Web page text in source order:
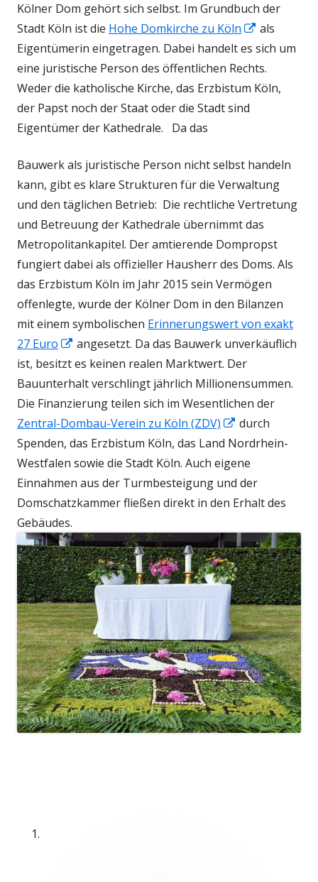
Kölner Dom gehört sich selbst. Im Grundbuch der
Stadt Köln ist die Hohe Domkirche zu Köln
In
neuem
Fenster
öffnen
als
Eigentümerin eingetragen. Dabei handelt es sich um
eine juristische Person des öffentlichen Rechts.
Weder die katholische Kirche, das Erzbistum Köln,
der Papst noch der Staat oder die Stadt sind
Eigentümer der Kathedrale. Da das
Bauwerk als juristische Person nicht selbst handeln
kann, gibt es klare Strukturen für die Verwaltung
und den täglichen Betrieb: Die rechtliche Vertretung
und Betreuung der Kathedrale übernimmt das
Metropolitankapitel. Der amtierende Dompropst
fungiert dabei als offizieller Hausherr des Doms. Als
das Erzbistum Köln im Jahr 2015 sein Vermögen
offenlegte, wurde der Kölner Dom in den Bilanzen
mit einem symbolischen Erinnerungswert von exakt
27 Euro
In
neuem
Fenster
öffnen
angesetzt. Da das Bauwerk unverkäuflich
ist, besitzt es keinen realen Marktwert. Der
Bauunterhalt verschlingt jährlich Millionensummen.
Die Finanzierung teilen sich im Wesentlichen der
Zentral-Dombau-Verein zu Köln (ZDV)
In
neuem
Fenster
öffnen
durch
Spenden, das Erzbistum Köln, das Land Nordrhein-
Westfalen sowie die Stadt Köln. Auch eigene
Einnahmen aus der Turmbesteigung und der
Domschatzkammer fließen direkt in den Erhalt des
Gebäudes.